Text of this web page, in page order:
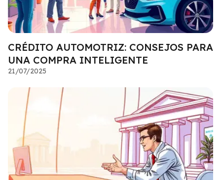
CRÉDITO AUTOMOTRIZ: CONSEJOS PARA
UNA COMPRA INTELIGENTE
21/07/2025